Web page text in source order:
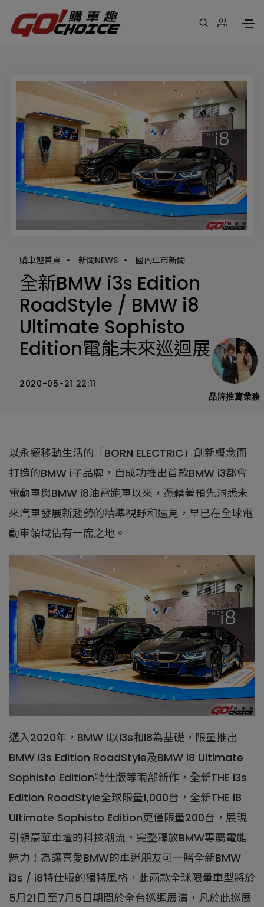
購車趣首頁 • 新聞NEWS • 國內車市新聞
全新BMW i3s Edition
RoadStyle / BMW i8
Ultimate Sophisto
Edition電能未來巡迴展
2020-05-21 22:11
以永續移動生活的「BORN ELECTRIC」創新概念而
打造的BMW i子品牌，自成功推出首款BMW i3都會
電動車與BMW i8油電跑車以來，憑藉著預先洞悉未
來汽車發展新趨勢的精準視野和遠見，早已在全球電
動車領域佔有一席之地。
邁入2020年，BMW i以i3s和i8為基礎，限量推出
BMW i3s Edition RoadStyle及BMW i8 Ultimate
Sophisto Edition特仕版等兩部新作，全新THE i3s
Edition RoadStyle全球限量1,000台，全新THE i8
Ultimate Sophisto Edition更僅限量200台，展現
引領豪華車壇的科技潮流，完整釋放BMW專屬電能
魅力！為讓喜愛BMW的車迷朋友可一睹全新BMW
i3s / i8特仕版的獨特風格，此兩款全球限量車型將於
5月21日至7月5日期間於全台巡迴展演，凡於此巡展
品牌推薦業務